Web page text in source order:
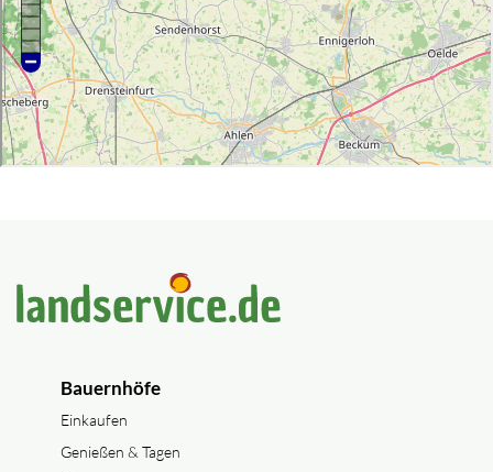
Bauernhöfe
Einkaufen
Genießen & Tagen